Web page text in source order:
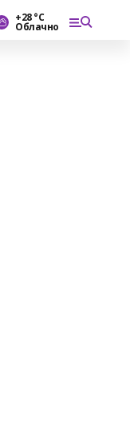
+28 °С
Облачно